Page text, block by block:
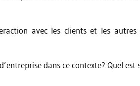
avec les clients et les
dans ce contexte? Quel